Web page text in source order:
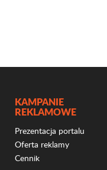
KAMPANIE
REKLAMOWE
Prezentacja portalu
Oferta reklamy
Cennik